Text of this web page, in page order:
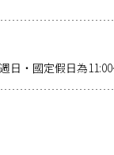
・國定假日為11:00